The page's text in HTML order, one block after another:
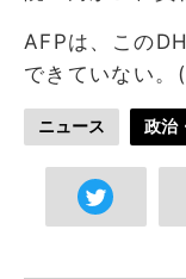
AFPは、この
できていない。
ニュース 政治